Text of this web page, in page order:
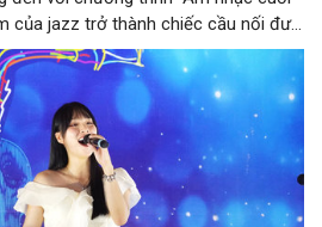
của jazz trở thành chiếc cầu nối đưa
trong không gian di sản giữa lòng Thủ
điển của thế giới đến những giai
tự sự, chương trình mở ra một hành
đa tầng cảm xúc, góp phần bồi đắp
- Thành phố sáng tạo.